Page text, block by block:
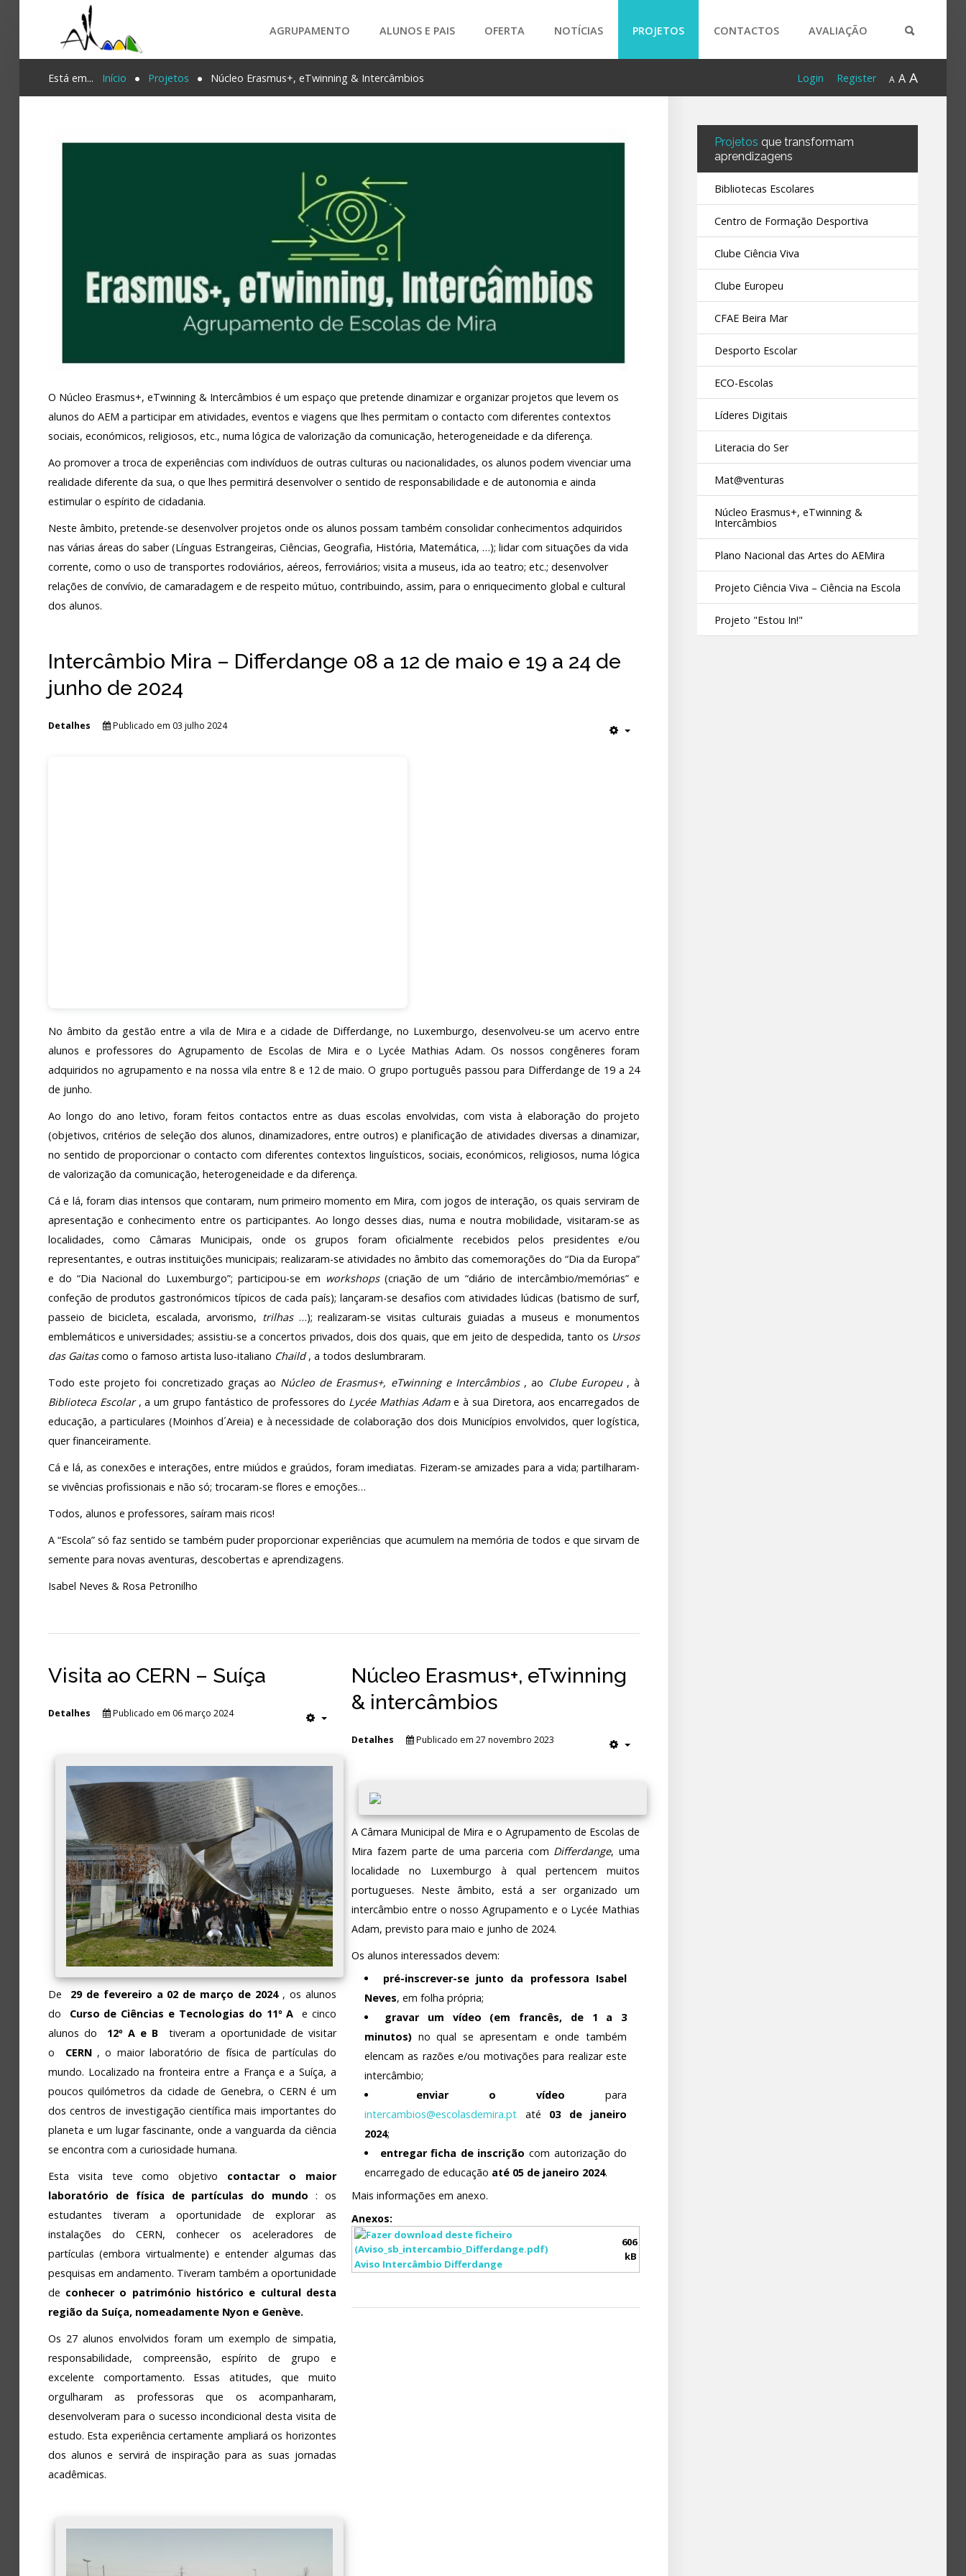
Login
AGRUPAMENTO ALUNOS E PAIS OFERTA NOTÍCIAS PROJETOS CONTACTOS AVALIAÇÃO
Está em... Início Projetos Núcleo Erasmus+, eTwinning & Intercâmbios A A A
Register
Login
O Núcleo Erasmus+, eTwinning & Intercâmbios é um espaço que pretende dinamizar e organizar projetos que levem os
alunos do AEM a participar em atividades, eventos e viagens que lhes permitam o contacto com diferentes contextos
sociais, económicos, religiosos, etc., numa lógica de valorização da comunicação, heterogeneidade e da diferença.
Ao promover a troca de experiências com indivíduos de outras culturas ou nacionalidades, os alunos podem vivenciar uma
realidade diferente da sua, o que lhes permitirá desenvolver o sentido de responsabilidade e de autonomia e ainda
estimular o espírito de cidadania.
Neste âmbito, pretende-se desenvolver projetos onde os alunos possam também consolidar conhecimentos adquiridos
nas várias áreas do saber (Línguas Estrangeiras, Ciências, Geografia, História, Matemática, …); lidar com situações da vida
corrente, como o uso de transportes rodoviários, aéreos, ferroviários; visita a museus, ida ao teatro; etc.; desenvolver
relações de convívio, de camaradagem e de respeito mútuo, contribuindo, assim, para o enriquecimento global e cultural
dos alunos.
Intercâmbio Mira – Differdange 08 a 12 de maio e 19 a 24 de
junho de 2024
Detalhes Publicado em 03 julho 2024
No âmbito da gestão entre a vila de Mira e a cidade de Differdange, no Luxemburgo, desenvolveu-se um acervo entre
alunos e professores do Agrupamento de Escolas de Mira e o Lycée Mathias Adam. Os nossos congêneres foram
adquiridos no agrupamento e na nossa vila entre 8 e 12 de maio. O grupo português passou para Differdange de 19 a 24
de junho.
Ao longo do ano letivo, foram feitos contactos entre as duas escolas envolvidas, com vista à elaboração do projeto
(objetivos, critérios de seleção dos alunos, dinamizadores, entre outros) e planificação de atividades diversas a dinamizar,
no sentido de proporcionar o contacto com diferentes contextos linguísticos, sociais, económicos, religiosos, numa lógica
de valorização da comunicação, heterogeneidade e da diferença.
Cá e lá, foram dias intensos que contaram, num primeiro momento em Mira, com jogos de interação, os quais serviram de
apresentação e conhecimento entre os participantes. Ao longo desses dias, numa e noutra mobilidade, visitaram-se as
localidades, como Câmaras Municipais, onde os grupos foram oficialmente recebidos pelos presidentes e/ou
representantes, e outras instituições municipais; realizaram-se atividades no âmbito das comemorações do “Dia da Europa”
e do “Dia Nacional do Luxemburgo”; participou-se em workshops(criação de um “diário de intercâmbio/memórias” e
confeção de produtos gastronómicos típicos de cada país); lançaram-se desafios com atividades lúdicas (batismo de surf,
passeio de bicicleta, escalada, arvorismo, trilhas…); realizaram-se visitas culturais guiadas a museus e monumentos
emblemáticos e universidades; assistiu-se a concertos privados, dois dos quais, que em jeito de despedida, tanto os Ursos
das Gaitascomo o famoso artista luso-italiano Chaild, a todos deslumbraram.
Todo este projeto foi concretizado graças ao Núcleo de Erasmus+, eTwinning e Intercâmbios, ao Clube Europeu, à
Biblioteca Escolar, a um grupo fantástico de professores do Lycée Mathias Adame à sua Diretora, aos encarregados de
educação, a particulares (Moinhos d´Areia) e à necessidade de colaboração dos dois Municípios envolvidos, quer logística,
quer financeiramente.
Cá e lá, as conexões e interações, entre miúdos e graúdos, foram imediatas. Fizeram-se amizades para a vida; partilharam-
se vivências profissionais e não só; trocaram-se flores e emoções…
Todos, alunos e professores, saíram mais ricos!
A “Escola” só faz sentido se também puder proporcionar experiências que acumulem na memória de todos e que sirvam de
semente para novas aventuras, descobertas e aprendizagens.
Isabel Neves & Rosa Petronilho
Visita ao CERN – Suíça
Detalhes Publicado em 06 março 2024
De 29 de fevereiro a 02 de março de 2024, os alunos
do Curso de Ciências e Tecnologias do 11º A e cinco
alunos do 12º A e B tiveram a oportunidade de visitar
o CERN, o maior laboratório de física de partículas do
mundo. Localizado na fronteira entre a França e a Suíça, a
poucos quilómetros da cidade de Genebra, o CERN é um
dos centros de investigação científica mais importantes do
planeta e um lugar fascinante, onde a vanguarda da ciência
se encontra com a curiosidade humana.
Esta visita teve como objetivo contactar o maior
laboratório de física de partículas do mundo : os
estudantes tiveram a oportunidade de explorar as
instalações do CERN, conhecer os aceleradores de
partículas (embora virtualmente) e entender algumas das
pesquisas em andamento. Tiveram também a oportunidade
de conhecer o património histórico e cultural desta
região da Suíça, nomeadamente Nyon e Genève.
Os 27 alunos envolvidos foram um exemplo de simpatia,
responsabilidade, compreensão, espírito de grupo e
excelente comportamento. Essas atitudes, que muito
orgulharam as professoras que os acompanharam,
desenvolveram para o sucesso incondicional desta visita de
estudo. Esta experiência certamente ampliará os horizontes
dos alunos e servirá de inspiração para as suas jornadas
acadêmicas.
Núcleo Erasmus+, eTwinning
& intercâmbios
Detalhes Publicado em 27 novembro 2023
A Câmara Municipal de Mira e o Agrupamento de Escolas de
Mira fazem parte de uma parceria com Differdange, uma
localidade no Luxemburgo à qual pertencem muitos
portugueses. Neste âmbito, está a ser organizado um
intercâmbio entre o nosso Agrupamento e o Lycée Mathias
Adam, previsto para maio e junho de 2024.
Os alunos interessados devem:
pré-inscrever-se junto da professora Isabel
Neves, em folha própria;
gravar um vídeo (em francês, de 1 a 3
minutos) no qual se apresentam e onde também
elencam as razões e/ou motivações para realizar este
intercâmbio;
enviar o vídeo para
intercambios@escolasdemira.pt até 03 de janeiro
2024;
entregar ficha de inscrição com autorização do
encarregado de educação até 05 de janeiro 2024.
Mais informações em anexo.
Anexos:
Aviso Intercâmbio Differdange
606
kB
Projetosque transformam
aprendizagens
Bibliotecas Escolares
Centro de Formação Desportiva
Clube Ciência Viva
Clube Europeu
CFAE Beira Mar
Desporto Escolar
ECO-Escolas
Líderes Digitais
Literacia do Ser
Mat@venturas
Núcleo Erasmus+, eTwinning &
Intercâmbios
Plano Nacional das Artes do AEMira
Projeto Ciência Viva – Ciência na Escola
Projeto "Estou In!"